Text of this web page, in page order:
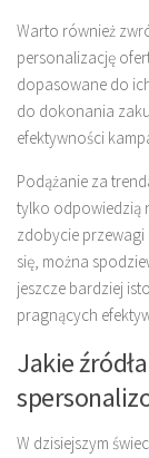
Warto również
personalizację
dopasowane do
do dokonania
efektywności
Podążanie za
tylko odpowiedzią
zdobycie
się, można
jeszcze bardziej
pragnących
Jakie
W dzisiejszym